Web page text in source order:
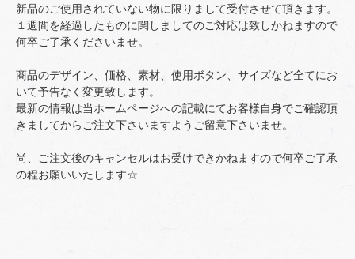
新品のご使用されていない物に限りまして受付させて頂きます。
１週間を経過したものに関しましてのご対応は致しかねますので
何卒ご了承くださいませ。
商品のデザイン、価格、素材、使用ボタン、サイズなど全てにお
いて予告なく変更致します。
最新の情報は当ホームページへの記載にてお客様自身でご確認頂
きましてからご注文下さいますようご留意下さいませ。
尚、ご注文後のキャンセルはお受けできかねますので何卒ご了承
の程お願いいたします☆